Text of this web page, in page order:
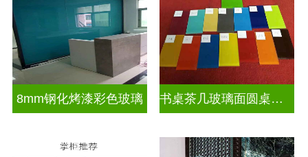
8mm钢化烤漆彩色玻璃 书桌茶几玻璃面圆桌面钢化烤漆彩色玻璃